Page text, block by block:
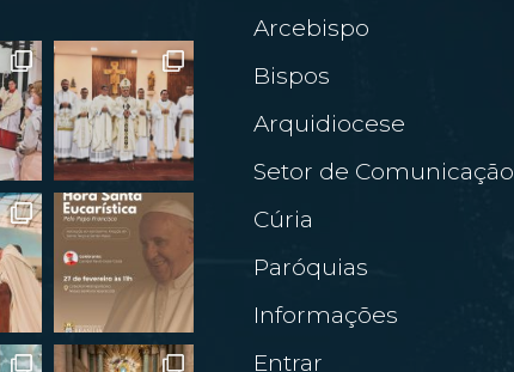
Arcebispo
Bispos
Arquidiocese
Setor de Comunicação
Cúria
Paróquias
Informações
Entrar